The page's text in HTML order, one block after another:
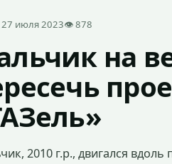
июля 2023👁 878
на
2010 г.р., двигался